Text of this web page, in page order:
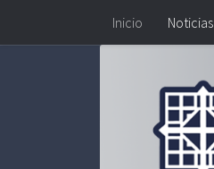
Saltar al contenido
Inicio Noticias